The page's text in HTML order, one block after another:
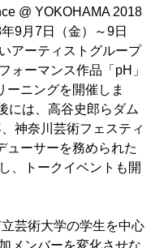
@ YOKOHAMA 2018
9月7日（金）～9日
アーティストグループ
ォーマンス作品「pH」
ーニングを開催しま
には、高谷史郎らダム
神奈川芸術フェスティ
ューサーを務められた
、トークイベントも開
芸術大学の学生を中心
メンバーを変化させな